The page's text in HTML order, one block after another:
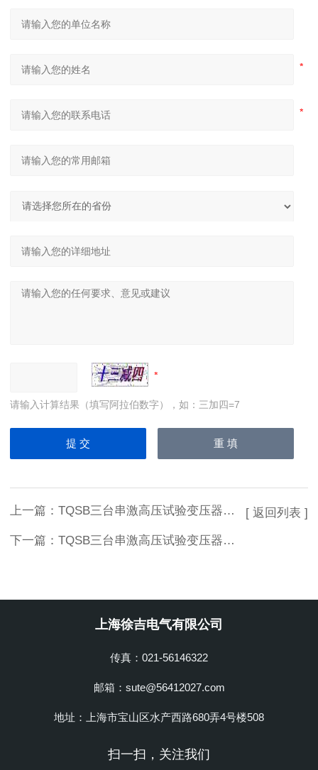
请输入计算结果（填写阿拉伯数字），如：三加四=7
上一篇： TQSB三台串激高压试验变压器技术参数
下一篇： TQSB三台串激高压试验变压器上海徐吉制造
[ 返回列表 ]
上海徐吉电气有限公司
传真：021-56146322
邮箱：sute@56412027.com
地址：上海市宝山区水产西路680弄4号楼508
扫一扫，关注我们